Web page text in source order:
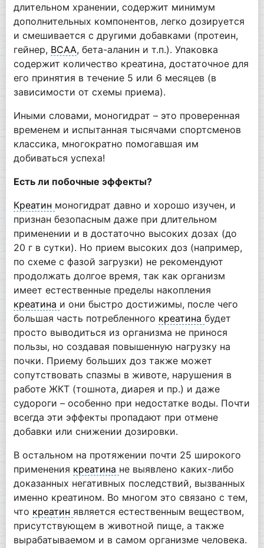
длительном хранении, содержит минимум
дополнительных компонентов, легко дозируется
и смешивается с другими добавками (протеин,
гейнер, BCAA, бета-аланин и т.п.). Упаковка
содержит количество креатина, достаточное для
его принятия в течение 5 или 6 месяцев (в
зависимости от схемы приема).
Иными словами, моногидрат – это проверенная
временем и испытанная тысячами спортсменов
классика, многократно помогавшая им
добиваться успеха!
Есть ли побочные эффекты?
Креатин моногидрат давно и хорошо изучен, и
признан безопасным даже при длительном
применении и в достаточно высоких дозах (до
20 г в сутки). Но прием высоких доз (например,
по схеме с фазой загрузки) не рекомендуют
продолжать долгое время, так как организм
имеет естественные пределы накопления
креатина и они быстро достижимы, после чего
большая часть потребленного креатина будет
просто выводиться из организма не принося
пользы, но создавая повышенную нагрузку на
почки. Приему больших доз также может
сопутствовать спазмы в животе, нарушения в
работе ЖКТ (тошнота, диарея и пр.) и даже
судороги – особенно при недостатке воды. Почти
всегда эти эффекты пропадают при отмене
добавки или снижении дозировки.
В остальном на протяжении почти 25 широкого
применения креатина не выявлено каких-либо
доказанных негативных последствий, вызванных
именно креатином. Во многом это связано с тем,
что креатин является естественным веществом,
присутствующем в животной пище, а также
вырабатываемом и в самом организме человека.